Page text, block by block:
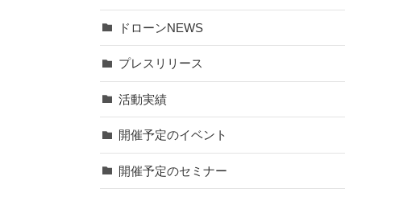
ドローンNEWS
プレスリリース
活動実績
開催予定のイベント
開催予定のセミナー